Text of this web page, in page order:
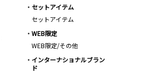
セットアイテム
セットアイテム
WEB限定
WEB限定/その他
インターナショナルブラン
ド